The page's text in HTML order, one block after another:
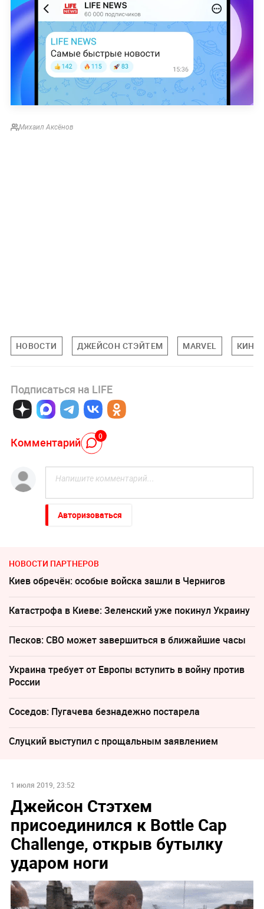
Михаил Аксёнов
НОВОСТИ ДЖЕЙСОН СТЭЙТЕМ MARVEL КИНО
Подписаться на LIFE
Комментарий 0
Авторизоваться
НОВОСТИ ПАРТНЕРОВ
Киев обречён: особые войска зашли в Чернигов
Катастрофа в Киеве: Зеленский уже покинул Украину
Песков: СВО может завершиться в ближайшие часы
Украина требует от Европы вступить в войну против
России
Соседов: Пугачева безнадежно постарела
Слуцкий выступил с прощальным заявлением
1 июля 2019, 23:52
Джейсон Стэтхем
присоединился к Bottle Cap
Challenge, открыв бутылку
ударом ноги